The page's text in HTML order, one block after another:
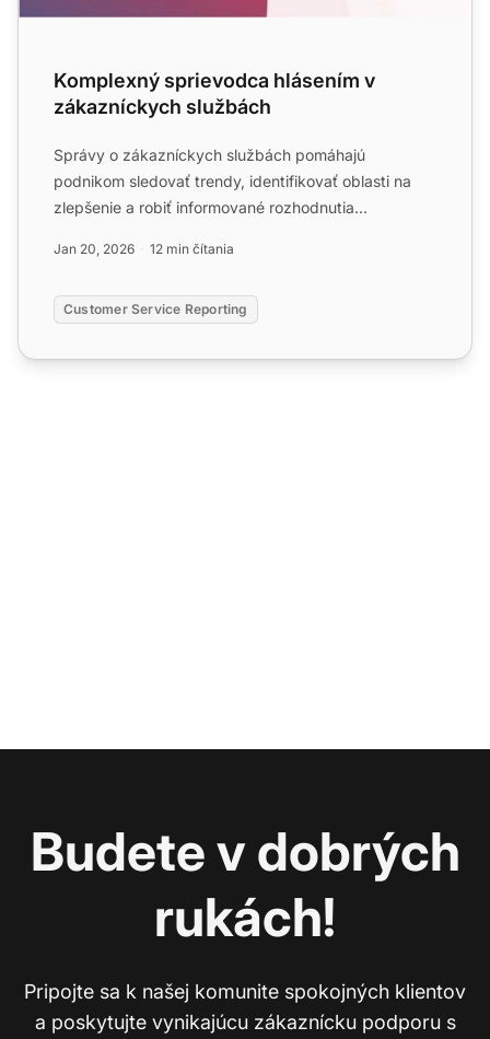
Komplexný sprievodca hlásením v
zákazníckych službách
Správy o zákazníckych službách pomáhajú
podnikom sledovať trendy, identifikovať oblasti na
zlepšenie a robiť informované rozhodnutia
Jan 20, 2026 12 min čítania
Customer Service Reporting
Budete v dobrých
rukách!
Pripojte sa k našej komunite spokojných klientov
a poskytujte vynikajúcu zákaznícku podporu s